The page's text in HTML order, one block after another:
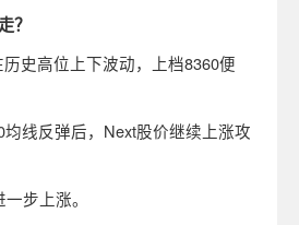
？
史高位上下波动，上档8360便
线反弹后，Next股价继续上涨攻
步上涨。